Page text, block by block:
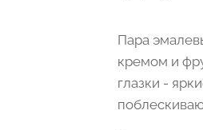
Пара
кремом и
глазки -